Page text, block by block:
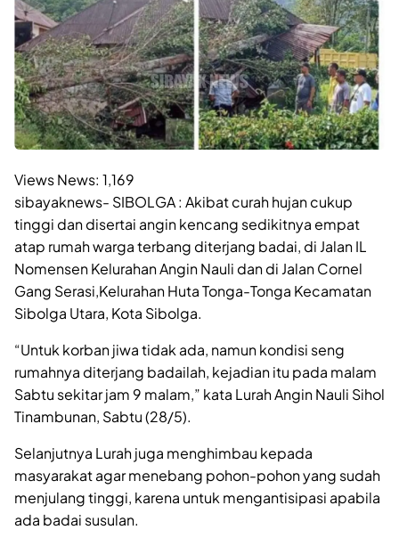
Views News: 1,169
sibayaknews- SIBOLGA : Akibat curah hujan cukup
tinggi dan disertai angin kencang sedikitnya empat
atap rumah warga terbang diterjang badai, di Jalan IL
Nomensen Kelurahan Angin Nauli dan di Jalan Cornel
Gang Serasi,Kelurahan Huta Tonga-Tonga Kecamatan
Sibolga Utara, Kota Sibolga.
“Untuk korban jiwa tidak ada, namun kondisi seng
rumahnya diterjang badailah, kejadian itu pada malam
Sabtu sekitar jam 9 malam,” kata Lurah Angin Nauli Sihol
Tinambunan, Sabtu (28/5).
Selanjutnya Lurah juga menghimbau kepada
masyarakat agar menebang pohon-pohon yang sudah
menjulang tinggi, karena untuk mengantisipasi apabila
ada badai susulan.